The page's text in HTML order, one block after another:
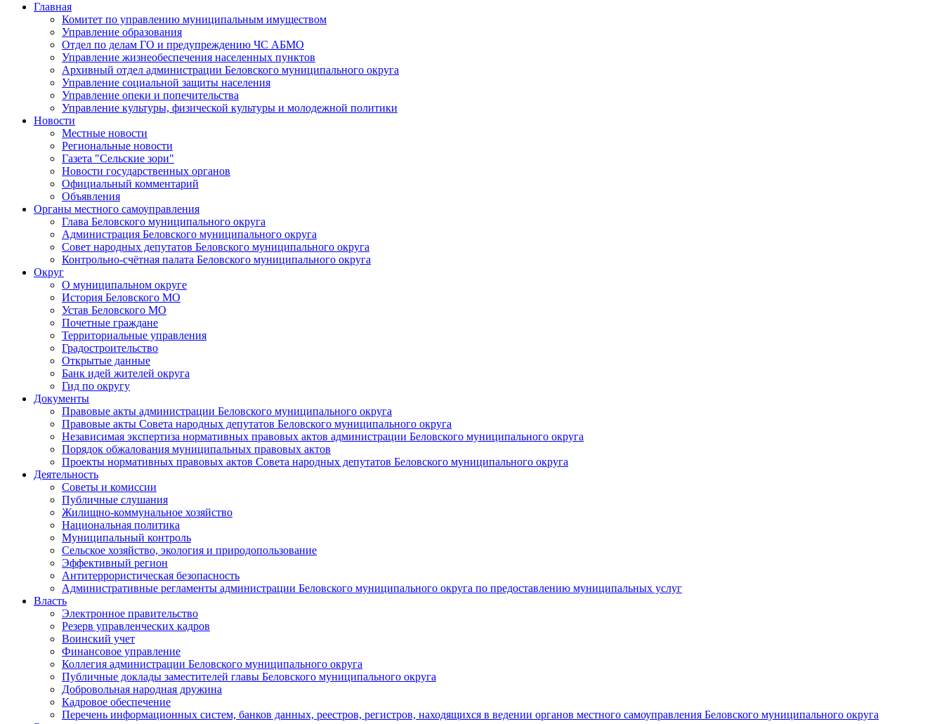
Главная
Комитет по управлению муниципальным имуществом
Управление образования
Отдел по делам ГО и предупреждению ЧС АБМО
Управление жизнеобеспечения населенных пунктов
Архивный отдел администрации Беловского муниципального округа
Управление социальной защиты населения
Управление опеки и попечительства
Управление культуры, физической культуры и молодежной политики
Новости
Местные новости
Региональные новости
Газета "Сельские зори"
Новости государственных органов
Официальный комментарий
Объявления
Органы местного самоуправления
Глава Беловского муниципального округа
Администрация Беловского муниципального округа
Совет народных депутатов Беловского муниципального округа
Контрольно-счётная палата Беловского муниципального округа
Округ
О муниципальном округе
История Беловского МО
Устав Беловского МО
Почетные граждане
Территориальные управления
Градостроительство
Открытые данные
Банк идей жителей округа
Гид по округу
Документы
Правовые акты администрации Беловского муниципального округа
Правовые акты Совета народных депутатов Беловского муниципального округа
Независимая экспертиза нормативных правовых актов администрации Беловского муниципального округа
Порядок обжалования муниципальных правовых актов
Проекты нормативных правовых актов Совета народных депутатов Беловского муниципального округа
Деятельность
Советы и комиссии
Публичные слушания
Жилищно-коммунальное хозяйство
Национальная политика
Муниципальный контроль
Сельское хозяйство, экология и природопользование
Эффективный регион
Антитеррористическая безопасность
Административные регламенты администрации Беловского муниципального округа по предоставлению муниципальных услуг
Власть
Электронное правительство
Резерв управленческих кадров
Воинский учет
Финансовое управление
Коллегия администрации Беловского муниципального округа
Публичные доклады заместителей главы Беловского муниципального округа
Добровольная народная дружина
Кадровое обеспечение
Перечень информационных систем, банков данных, реестров, регистров, находящихся в ведении органов местного самоуправления Беловского муниципального округа